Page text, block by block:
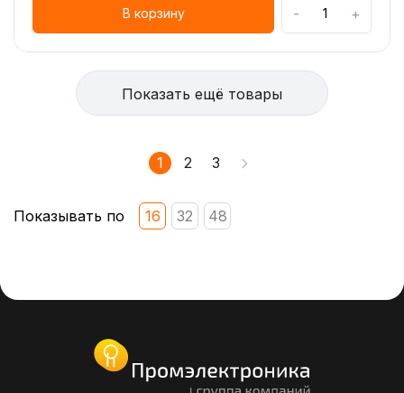
В корзину - +
Показать ещё товары
1 2 3
Показывать по 16 32 48